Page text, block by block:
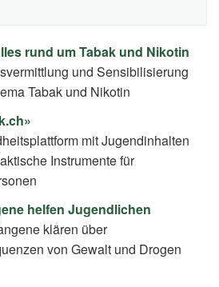
rund um Tabak und Nikotin
und Sensibilisierung
Tabak und Nikotin
mit Jugendinhalten
Instrumente für
helfen Jugendlichen
klären über
von Gewalt und Drogen